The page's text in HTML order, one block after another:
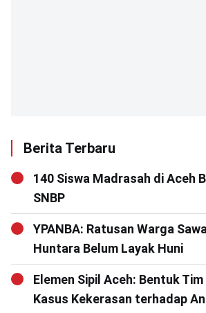
Berita Terbaru
140 Siswa Madrasah di Aceh
SNBP
YPANBA: Ratusan Warga
Huntara Belum Layak Huni
Elemen Sipil Aceh: Bentuk
Kasus Kekerasan terhadap